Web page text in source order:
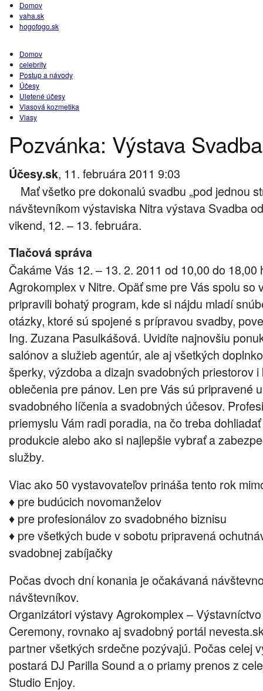
Domov
vaha.sk
hogofogo.sk
Domov
celebrity
Postup a návody
Účesy
Uletené účesy
Vlasová kozmetika
Vlasy
Pozvánka: Výstava
Účesy.sk, 11. februára 2011 9:03
Mať všetko pre dokonalú svadbu „pod jednou
návštevníkom výstaviska Nitra výstava Svadba
vikend, 12. – 13. februára.
Tlačová správa
Čakáme Vás 12. – 13. 2. 2011 od 10,00 do 18,00
Agrokomplex v Nitre. Opäť sme pre Vás spolu so
pripravili bohatý program, kde si nájdu mladí
otázky, ktoré sú spojené s prípravou svadby,
Ing. Zuzana Pasulkášová. Uvidíte najnovšiu
salónov a služieb agentúr, ale aj všetkých
šperky, výzdoba a dizajn svadobných priestorov
oblečenia pre pánov. Len pre Vás sú pripravené
svadobného líčenia a svadobných účesov.
priemyslu Vám radi poradia, na čo treba
produkcie alebo ako si najlepšie vybrať a
služby.
Viac ako 50 vystavovateľov prináša tento rok
♦ pre budúcich novomanželov
♦ pre profesionálov zo svadobného biznisu
♦ pre všetkých bude v sobotu pripravená
svadobnej zabíjačky
Počas dvoch dní konania je očakávaná
návštevníkov.
Organizátori výstavy Agrokomplex –
Ceremony, rovnako aj svadobný portál
partner všetkých srdečne pozývajú. Počas celej
postará DJ Parilla Sound a o priamy prenos z
Studio Enjoy.